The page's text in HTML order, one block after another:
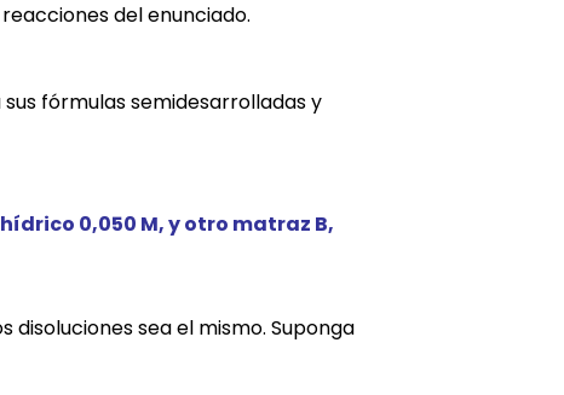
del enunciado.
fórmulas semidesarrolladas y
0,050 M, y otro matraz B,
disoluciones sea el mismo. Suponga